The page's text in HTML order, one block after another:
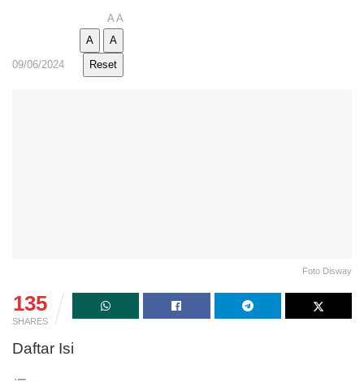
09/06/2024
A A
A
A
Reset
Foto Disway
135
SHARES
Daftar Isi